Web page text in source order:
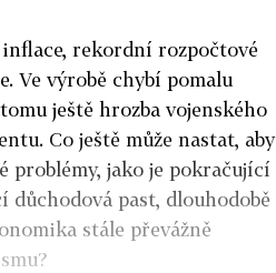
rekordní rozpočtové
Ve výrobě chybí pomalu
ještě hrozba vojenského
Co ještě může nastat, aby
problémy, jako je pokračující
past, dlouhodobě
stále převážně